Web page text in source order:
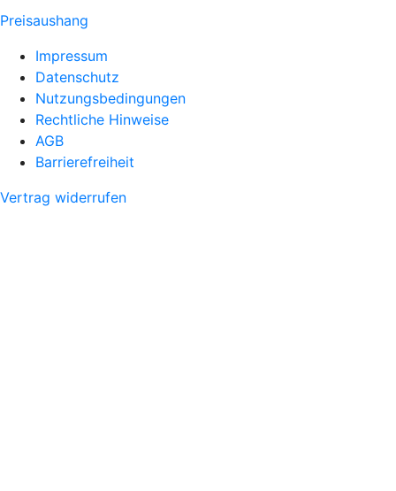
Preisaushang
Impressum
Datenschutz
Nutzungsbedingungen
Rechtliche Hinweise
AGB
Barrierefreiheit
Vertrag widerrufen